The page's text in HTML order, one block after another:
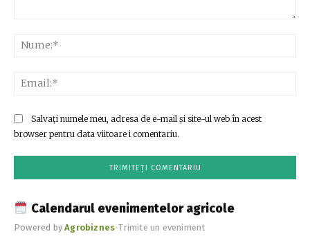
Salvați numele meu, adresa de e-mail și site-ul web în acest
browser pentru data viitoare i comentariu.
Calendarul evenimentelor agricole
Powered byAgrobiznes•Trimite un eveniment